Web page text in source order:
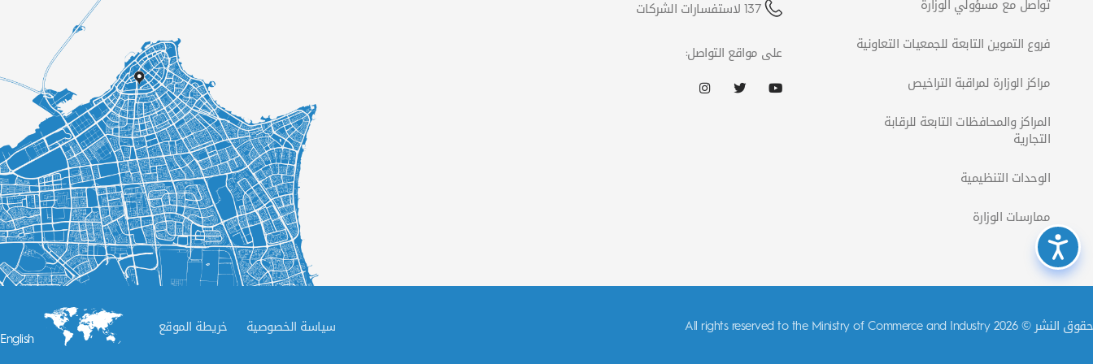
تواصل مع مسؤولي الوزارة
فروع التموين التابعة للجمعيات التعاونية
مراكز الوزارة لمراقبة التراخيص
المراكز والمحافظات التابعة للرقابة
التجارية
الوحدات التنظيمية
ممارسات الوزارة
137 لاستفسارات الشركات
على مواقع التواصل:
حقوق النشر © 2026 All rights reserved to the Ministry of Commerce and Industry سياسة الخصوصية خريطة الموقع
English